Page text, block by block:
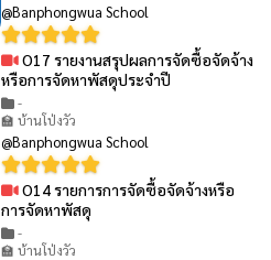
@Banphongwua School
O17 รายงานสรุปผลการจัดซื้อจัดจ้าง
หรือการจัดหาพัสดุประจำปี
-
🏫 บ้านโป่งวัว
@Banphongwua School
O14 รายการการจัดซื้อจัดจ้างหรือ
การจัดหาพัสดุ
-
🏫 บ้านโป่งวัว